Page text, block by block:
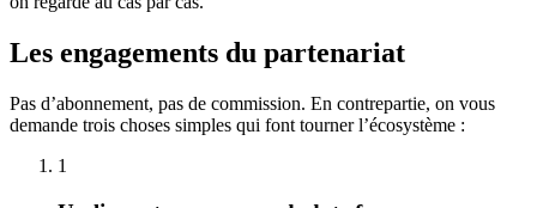
Les engagements du partenariat
Pas d’abonnement, pas de commission. En contrepartie, on vous
demande trois choses simples qui font tourner l’écosystème :
1